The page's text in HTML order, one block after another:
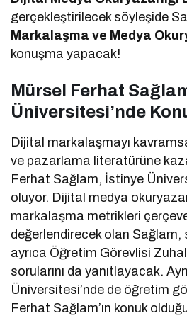
gerçekleştirilecek söyleşide
Markalaşma ve Medya
konuşma yapacak!
Mürsel Ferhat
Üniversitesi’nde
Dijital markalaşmayı
ve pazarlama literatürüne
Ferhat Sağlam, İstinye
oluyor. Dijital medya
markalaşma metrikleri
değerlendirecek olan Sağlam,
ayrıca Öğretim Görevlisi
sorularını da yanıtlayacak.
Üniversitesi’nde de öğretim
Ferhat Sağlam’ın konuk